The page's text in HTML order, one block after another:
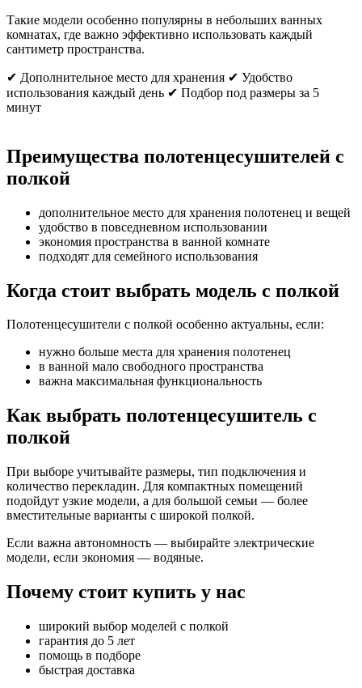
Такие модели особенно популярны в небольших ванных
комнатах, где важно эффективно использовать каждый
сантиметр пространства.
✔ Дополнительное место для хранения ✔ Удобство
использования каждый день ✔ Подбор под размеры за 5
минут
Преимущества полотенцесушителей с
полкой
дополнительное место для хранения полотенец и вещей
удобство в повседневном использовании
экономия пространства в ванной комнате
подходят для семейного использования
Когда стоит выбрать модель с полкой
Полотенцесушители с полкой особенно актуальны, если:
нужно больше места для хранения полотенец
в ванной мало свободного пространства
важна максимальная функциональность
Как выбрать полотенцесушитель с
полкой
При выборе учитывайте размеры, тип подключения и
количество перекладин. Для компактных помещений
подойдут узкие модели, а для большой семьи — более
вместительные варианты с широкой полкой.
Если важна автономность — выбирайте электрические
модели, если экономия — водяные.
Почему стоит купить у нас
широкий выбор моделей с полкой
гарантия до 5 лет
помощь в подборе
быстрая доставка